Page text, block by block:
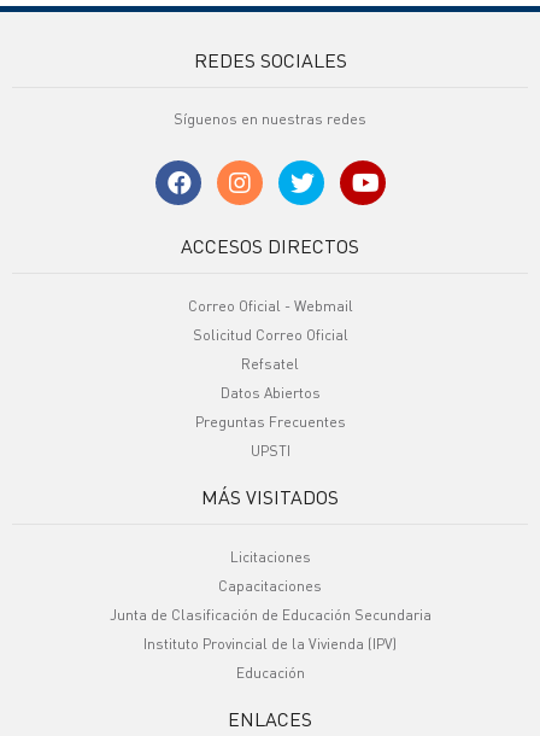
REDES SOCIALES
Síguenos en nuestras redes
ACCESOS DIRECTOS
Correo Oficial - Webmail
Solicitud Correo Oficial
Refsatel
Datos Abiertos
Preguntas Frecuentes
UPSTI
MÁS VISITADOS
Licitaciones
Capacitaciones
Junta de Clasificación de Educación Secundaria
Instituto Provincial de la Vivienda (IPV)
Educación
ENLACES